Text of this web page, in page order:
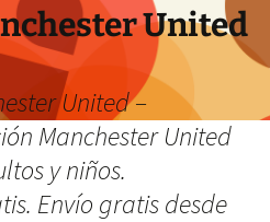
United
United –
Manchester United
y niños.
Envío gratis desde